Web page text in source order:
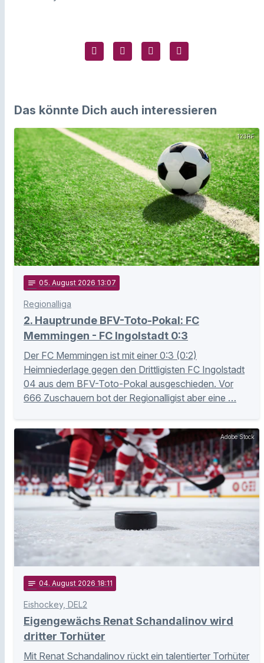
Das könnte Dich auch interessieren
123RF
notes 05. August 2026 13:07
Regionalliga
2. Hauptrunde BFV-Toto-Pokal: FC
Memmingen - FC Ingolstadt 0:3
Der FC Memmingen ist mit einer 0:3 (0:2)
Heimniederlage gegen den Drittligisten FC Ingolstadt
04 aus dem BFV-Toto-Pokal ausgeschieden. Vor
666 Zuschauern bot der Regionalligist aber eine …
Adobe Stock
notes 04. August 2026 18:11
Eishockey, DEL2
Eigengewächs Renat Schandalinov wird
dritter Torhüter
Mit Renat Schandalinov rückt ein talentierter Torhüter